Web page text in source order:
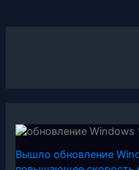
Вышло обновление